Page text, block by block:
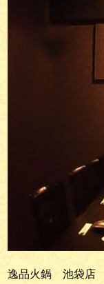
逸品火鍋 池袋店